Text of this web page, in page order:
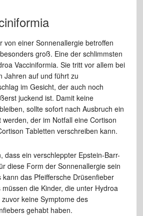
von einer Sonnenallergie betroffen
groß. Eine der schlimmsten
Vacciniformia. Sie tritt vor allem bei
Jahren auf und führt zu
im Gesicht, der auch noch
juckend ist. Damit keine
sollte sofort nach Ausbruch ein
der im Notfall eine Cortison
Tabletten verschreiben kann.
dass ein verschleppter Epstein-Barr-
diese Form der Sonnenallergie sein
das Pfeiffersche Drüsenfieber
die Kinder, die unter Hydroa
keine Symptome des
gehabt haben.